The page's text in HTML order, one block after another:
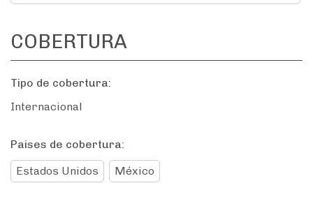
COBERTURA
Tipo de cobertura:
Internacional
Paises de cobertura:
Estados Unidos
México